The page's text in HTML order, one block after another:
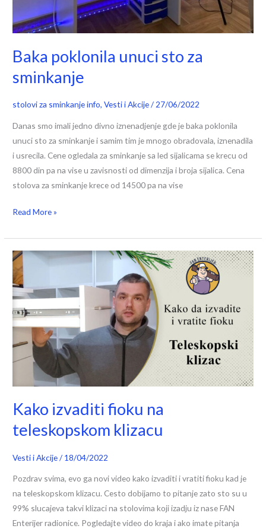
Baka poklonila unuci sto za
sminkanje
stolovi za sminkanje info,Vesti i Akcije/ 27/06/2022
Danas smo imali jedno divno iznenadjenje gde je baka poklonila
unuci sto za sminkanje i samim tim je mnogo obradovala, iznenadila
i usrecila. Cene ogledala za sminkanje sa led sijalicama se krecu od
8800 din pa na vise u zavisnosti od dimenzija i broja sijalica. Cena
stolova za sminkanje krece od 14500 pa na vise
Read More »
Kako izvaditi fioku na
teleskopskom klizacu
Vesti i Akcije/ 18/04/2022
Pozdrav svima, evo ga novi video kako izvaditi i vratiti fioku kad je
na teleskopskom klizacu. Cesto dobijamo to pitanje zato sto su u
99% slucajeva takvi klizaci na stolovima koji izadju iz nase FAN
Enterijer radionice. Pogledajte video do kraja i ako imate pitanja
Kako
izvaditi
fioku
na
teleskopskom
klizacu